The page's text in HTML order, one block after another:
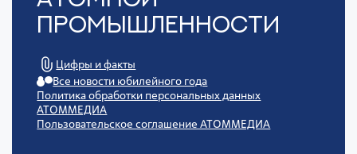
Промышленности
Цифры и факты
Все новости юбилейного года
Политика обработки персональных данных
АТОММЕДИА
Пользовательское соглашение АТОММЕДИА